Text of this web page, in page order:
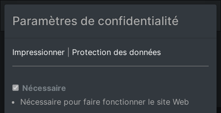
Album de lieux Eggenstein-Leopoldshafen/Eggenstein
Bade-Wurtemberg,Allemagne
Ajouter au panier int.
Paramètres de confidentialité
Impressionner Protection des données
Nécessaire
Nécessaire pour faire fonctionner le site Web